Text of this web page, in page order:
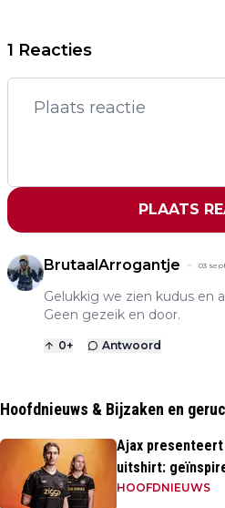
1 Reacties
PLAATS
BrutaalArrogantje 03
Gelukkig we zien kudus en
Geen gezeik en door.
0+ Antwoord
Hoofdnieuws & Bijzaken en
Ajax
uitshirt:
momenten uit
HOOFDNIEUWS